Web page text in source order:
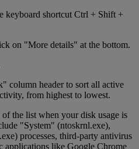
keyboard shortcut Ctrl + Shift +
on "More details" at the bottom.
column header to sort all active
from highest to lowest.
of the list when your disk usage is
"System" (ntoskrnl.exe),
processes, third-party antivirus
applications like Google Chrome